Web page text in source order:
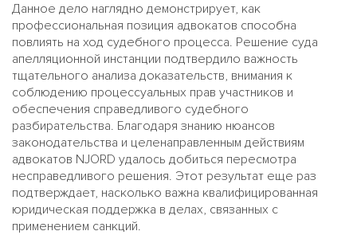
Данное дело наглядно демонстрирует, как
профессиональная позиция адвокатов способна
повлиять на ход судебного процесса. Решение суда
апелляционной инстанции подтвердило важность
тщательного анализа доказательств, внимания к
соблюдению процессуальных прав участников и
обеспечения справедливого судебного
разбирательства. Благодаря знанию нюансов
законодательства и целенаправленным действиям
адвокатов NJORD удалось добиться пересмотра
несправедливого решения. Этот результат еще раз
подтверждает, насколько важна квалифицированная
юридическая поддержка в делах, связанных с
применением санкций.